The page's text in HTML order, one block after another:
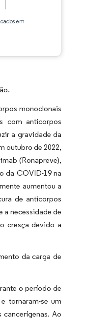
em
monoclonais
com anticorpos
a gravidade da
outubro de 2022,
(Ronapreve),
da COVID-19 na
aumentou a
de anticorpos
a necessidade de
cresça devido a
da carga de
o período de
tornaram-se um
Ao